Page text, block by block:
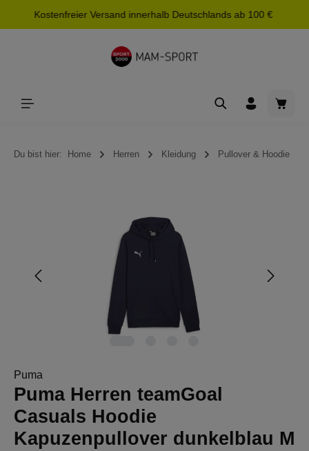
springen
Kostenfreier Versand innerhalb Deutschlands ab 100 €
Du bist hier: Home Herren Kleidung Pullover & Hoodie
Puma
Puma Herren teamGoal
Casuals Hoodie
Kapuzenpullover dunkelblau M